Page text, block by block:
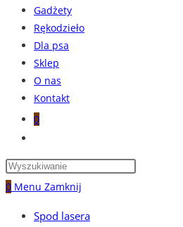
Gadżety
Rękodzieło
Dla psa
Sklep
O nas
Kontakt
0
search
0 Menu Zamknij
Spod lasera